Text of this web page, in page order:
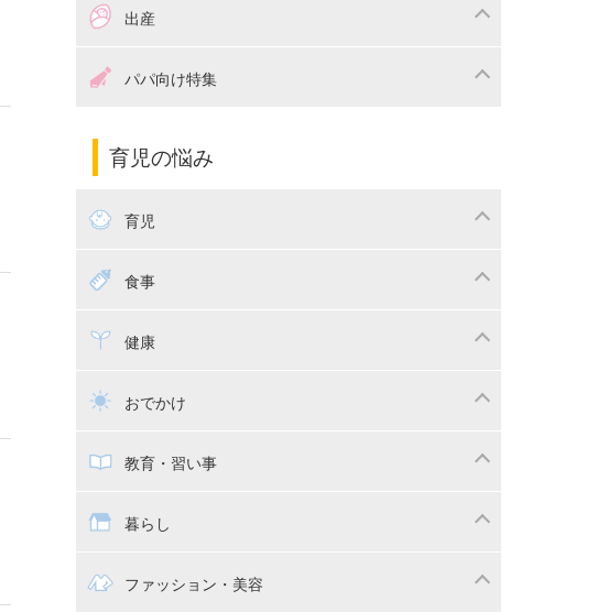
つわり
妊娠中の食事
出産
出産準備パパ向け特集
パパ向け特集
育児の悩み
育児
赤ちゃんのお世話
寝かしつけ
トイトレ
食事
離乳食健康
乳幼児健診・予防接種
おでかけ
子供とおでかけ
抱っこ紐
教育・習い事
教育・習い事
幼稚園
暮らし
ママの日常ファッション・美容